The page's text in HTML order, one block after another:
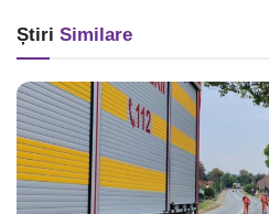
Știri Similare